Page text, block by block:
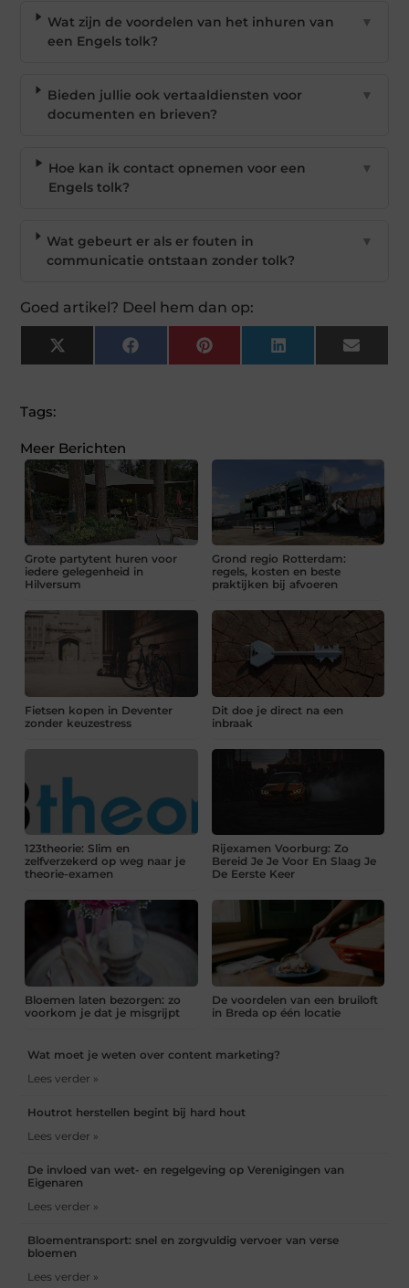
Wat zijn de voordelen van het inhuren van
een Engels tolk?
▼
Bieden jullie ook vertaaldiensten voor
documenten en brieven?
▼
Hoe kan ik contact opnemen voor een
Engels tolk?
▼
Wat gebeurt er als er fouten in
communicatie ontstaan zonder tolk?
▼
Goed artikel? Deel hem dan op:
X
(Twitter)
Facebook Pinterest LinkedIn Email
Tags:
Meer Berichten
Grote partytent huren voor
iedere gelegenheid in
Hilversum
Grond regio Rotterdam:
regels, kosten en beste
praktijken bij afvoeren
Fietsen kopen in Deventer
zonder keuzestress
Dit doe je direct na een
inbraak
123theorie: Slim en
zelfverzekerd op weg naar je
theorie-examen
Rijexamen Voorburg: Zo
Bereid Je Je Voor En Slaag Je
De Eerste Keer
Bloemen laten bezorgen: zo
voorkom je dat je misgrijpt
De voordelen van een bruiloft
in Breda op één locatie
Wat moet je weten over content marketing?
Lees verder »
Houtrot herstellen begint bij hard hout
Lees verder »
De invloed van wet- en regelgeving op Verenigingen van
Eigenaren
Lees verder »
Bloementransport: snel en zorgvuldig vervoer van verse
bloemen
Lees verder »